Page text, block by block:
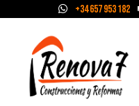
+34 657 953 182